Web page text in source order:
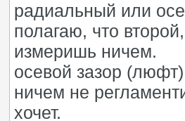
радиальный или
полагаю, что
измеришь ничем.
осевой зазор
ничем не
хочет.